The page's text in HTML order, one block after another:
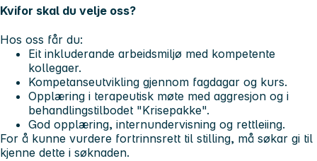
Kvifor skal du velje oss?
Hos oss får du:
Eit inkluderande arbeidsmiljø med kompetente
kollegaer.
Kompetanseutvikling gjennom fagdagar og kurs.
Opplæring i terapeutisk møte med aggresjon og i
behandlingstilbodet "Krisepakke".
God opplæring, internundervisning og rettleiing.
For å kunne vurdere fortrinnsrett til stilling, må søkar gi til
kjenne dette i søknaden.